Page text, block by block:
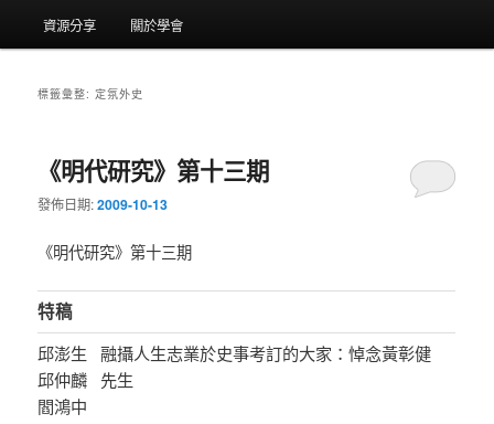
資源分享 關於學會
標籤彙整:定氛外史
《明代研究》第十三期
發佈日期:2009-10-13
《明代研究》第十三期
特稿
邱澎生
邱仲麟
閻鴻中
融攝人生志業於史事考訂的大家：悼念黃彰健
先生